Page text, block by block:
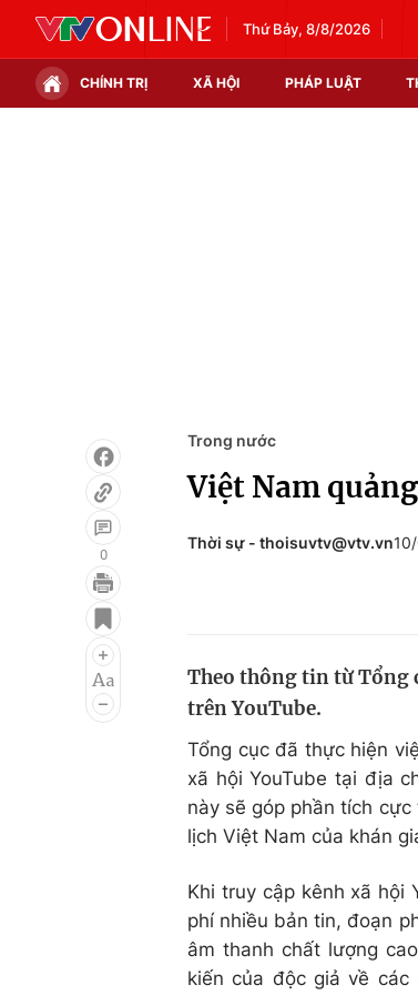
Thứ Bảy, 8/8/2026
CHÍNH TRỊ XÃ HỘI PHÁP LUẬT
Điện ảnh
Âm nhạc
Làm đẹp
0
Trong nước
Việt Nam
Thời sự - thoisuvtv@vtv.vn
Theo thông tin từ Tổng
trên YouTube.
Tổng cục đã thực hiện
xã hội YouTube tại địa
này sẽ góp phần tích
lịch Việt Nam của khán
Khi truy cập kênh xã hội
phí nhiều bản tin, đoạn
âm thanh chất lượng
kiến của độc giả về